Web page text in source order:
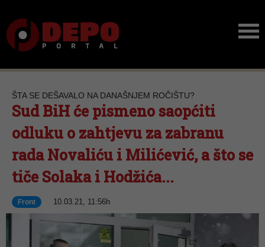
ŠTA SE DEŠAVALO NA DANAŠNJEM ROČIŠTU?
Sud BiH će pismeno saopćiti
odluku o zahtjevu za zabranu
rada Novaliću i Milićević, a što se
tiče Solaka i Hodžića...
Front 10.03.21, 11:56h